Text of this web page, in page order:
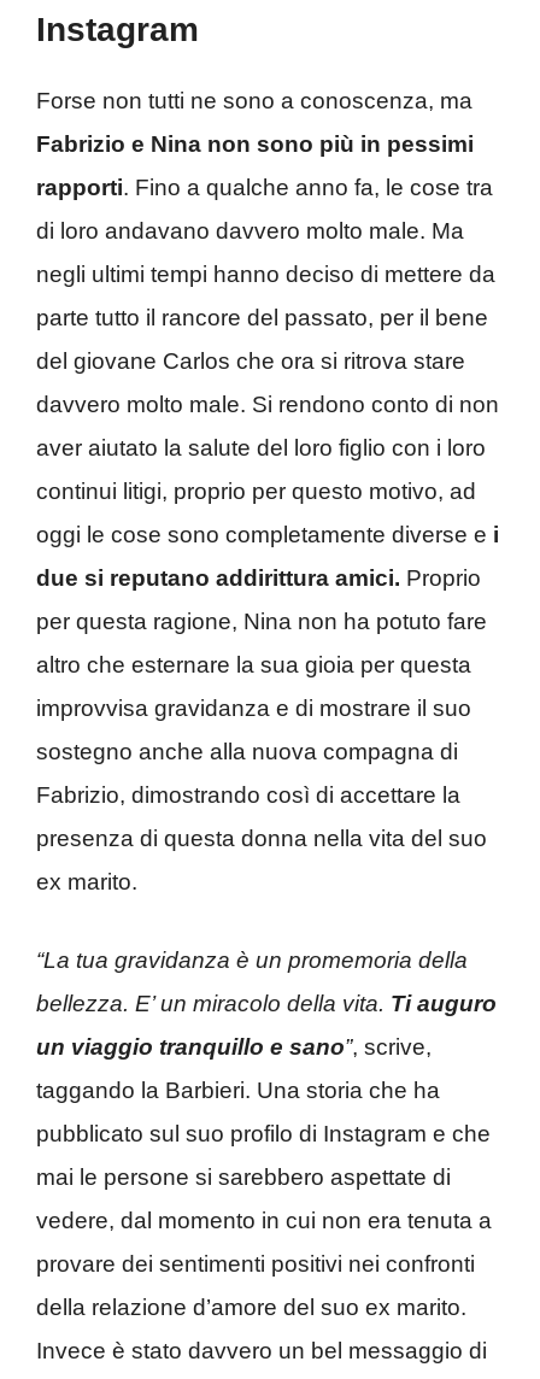
Instagram
Forse non tutti ne sono a conoscenza, ma
Fabrizio e Nina non sono più in pessimi
rapporti. Fino a qualche anno fa, le cose tra
di loro andavano davvero molto male. Ma
negli ultimi tempi hanno deciso di mettere da
parte tutto il rancore del passato, per il bene
del giovane Carlos che ora si ritrova stare
davvero molto male. Si rendono conto di non
aver aiutato la salute del loro figlio con i loro
continui litigi, proprio per questo motivo, ad
oggi le cose sono completamente diverse e i
due si reputano addirittura amici. Proprio
per questa ragione, Nina non ha potuto fare
altro che esternare la sua gioia per questa
improvvisa gravidanza e di mostrare il suo
sostegno anche alla nuova compagna di
Fabrizio, dimostrando così di accettare la
presenza di questa donna nella vita del suo
ex marito.
“La tua gravidanza è un promemoria della
bellezza. E’ un miracolo della vita. Ti auguro
un viaggio tranquillo e sano”, scrive,
taggando la Barbieri. Una storia che ha
pubblicato sul suo profilo di Instagram e che
mai le persone si sarebbero aspettate di
vedere, dal momento in cui non era tenuta a
provare dei sentimenti positivi nei confronti
della relazione d’amore del suo ex marito.
Invece è stato davvero un bel messaggio di